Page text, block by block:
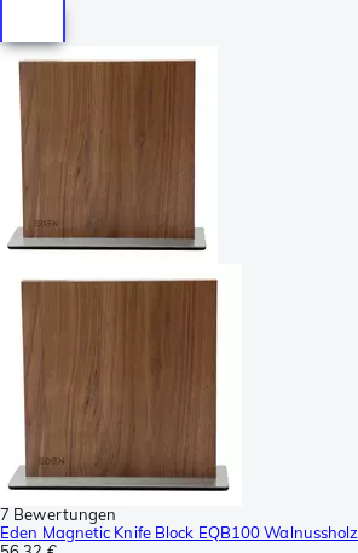
7 Bewertungen
Eden Magnetic Knife Block EQB100 Walnussholz